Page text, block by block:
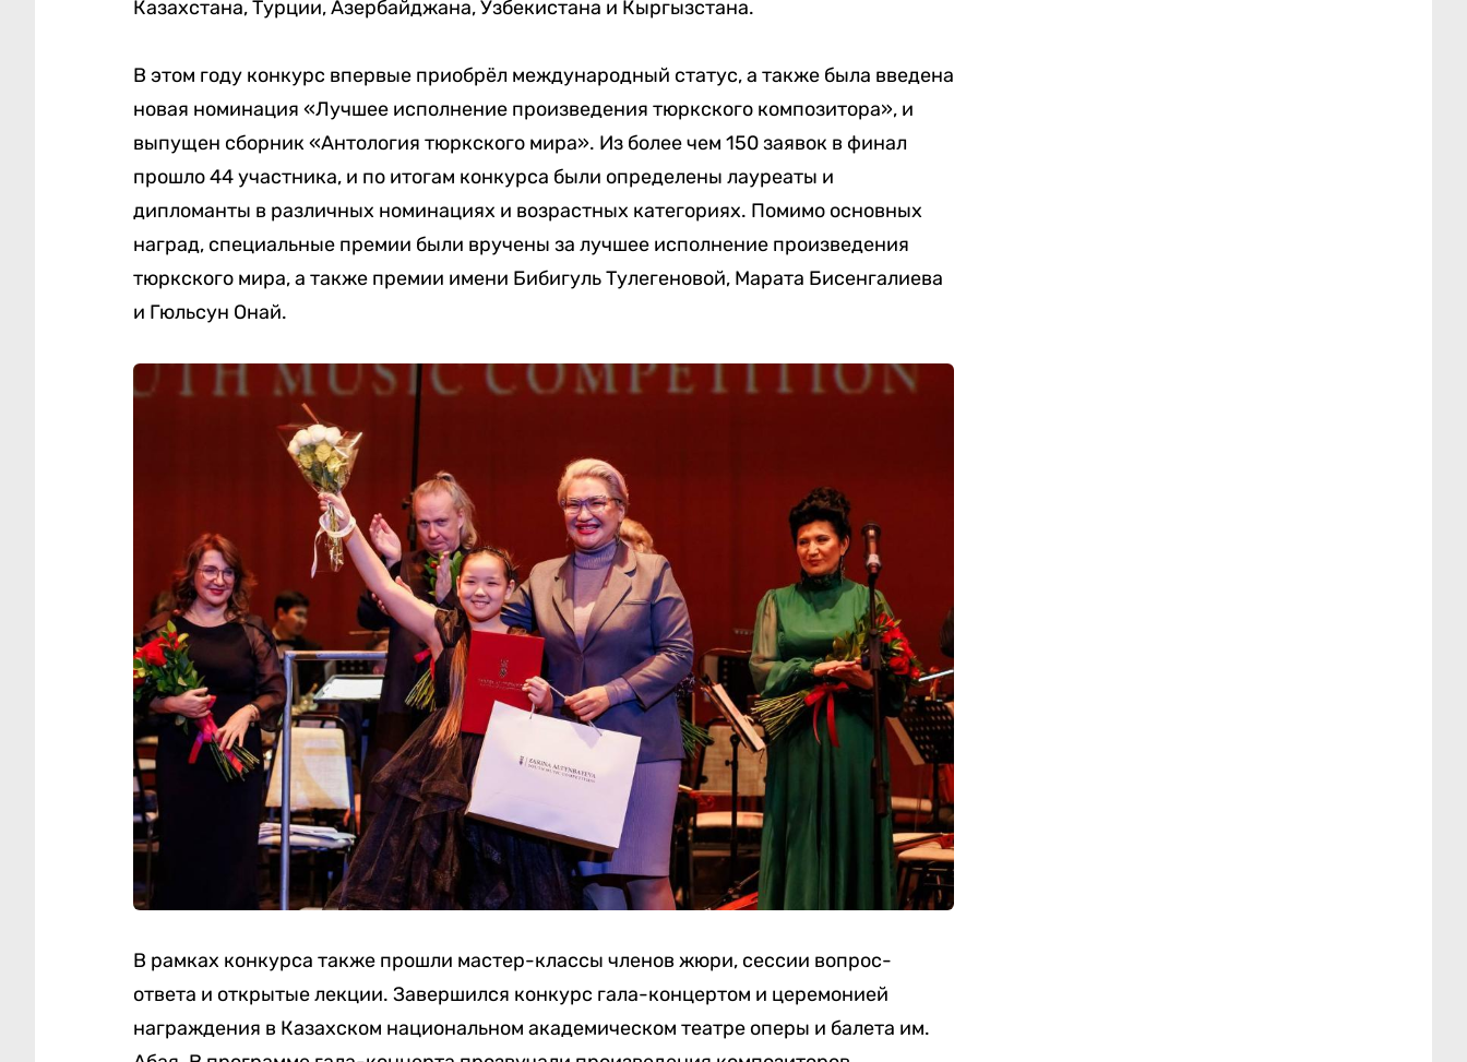
Казахстана, Турции, Азербайджана, Узбекистана и Кыргызстана.
В этом году конкурс впервые приобрёл международный статус, а также была введена
новая номинация «Лучшее исполнение произведения тюркского композитора», и
выпущен сборник «Антология тюркского мира». Из более чем 150 заявок в финал
прошло 44 участника, и по итогам конкурса были определены лауреаты и
дипломанты в различных номинациях и возрастных категориях. Помимо основных
наград, специальные премии были вручены за лучшее исполнение произведения
тюркского мира, а также премии имени Бибигуль Тулегеновой, Марата Бисенгалиева
и Гюльсун Онай.
В рамках конкурса также прошли мастер-классы членов жюри, сессии вопрос-
ответа и открытые лекции. Завершился конкурс гала-концертом и церемонией
награждения в Казахском национальном академическом театре оперы и балета им.